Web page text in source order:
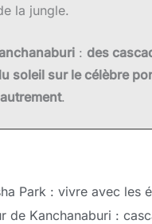
la jungle.
: des
soleil sur le célèbre
.
Park : vivre avec les
de Kanchanaburi :